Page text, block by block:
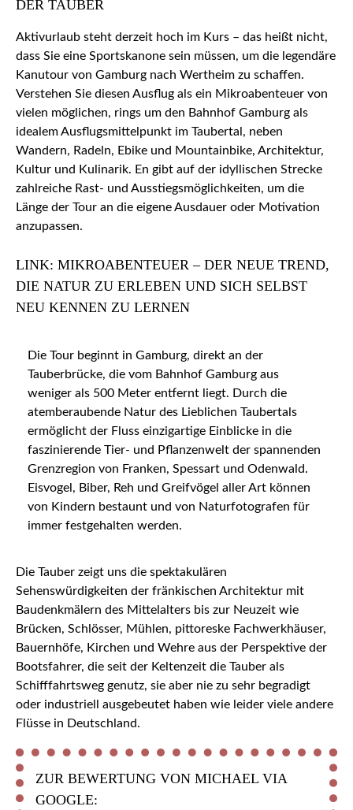
DER TAUBER
Aktivurlaub steht derzeit hoch im Kurs – das heißt nicht,
dass Sie eine Sportskanone sein müssen, um die legendäre
Kanutour von Gamburg nach Wertheim zu schaffen.
Verstehen Sie diesen Ausflug als ein Mikroabenteuer von
vielen möglichen, rings um den Bahnhof Gamburg als
idealem Ausflugsmittelpunkt im Taubertal, neben
Wandern, Radeln, Ebike und Mountainbike, Architektur,
Kultur und Kulinarik. En gibt auf der idyllischen Strecke
zahlreiche Rast- und Ausstiegsmöglichkeiten, um die
Länge der Tour an die eigene Ausdauer oder Motivation
anzupassen.
LINK: MIKROABENTEUER – DER NEUE TREND,
DIE NATUR ZU ERLEBEN UND SICH SELBST
NEU KENNEN ZU LERNEN
Die Tour beginnt in Gamburg, direkt an der
Tauberbrücke, die vom Bahnhof Gamburg aus
weniger als 500 Meter entfernt liegt. Durch die
atemberaubende Natur des Lieblichen Taubertals
ermöglicht der Fluss einzigartige Einblicke in die
faszinierende Tier- und Pflanzenwelt der spannenden
Grenzregion von Franken, Spessart und Odenwald.
Eisvogel, Biber, Reh und Greifvögel aller Art können
von Kindern bestaunt und von Naturfotografen für
immer festgehalten werden.
Die Tauber zeigt uns die spektakulären
Sehenswürdigkeiten der fränkischen Architektur mit
Baudenkmälern des Mittelalters bis zur Neuzeit wie
Brücken, Schlösser, Mühlen, pittoreske Fachwerkhäuser,
Bauernhöfe, Kirchen und Wehre aus der Perspektive der
Bootsfahrer, die seit der Keltenzeit die Tauber als
Schifffahrtsweg genutz, sie aber nie zu sehr begradigt
oder industriell ausgebeutet haben wie leider viele andere
Flüsse in Deutschland.
ZUR BEWERTUNG VON MICHAEL VIA
GOOGLE: